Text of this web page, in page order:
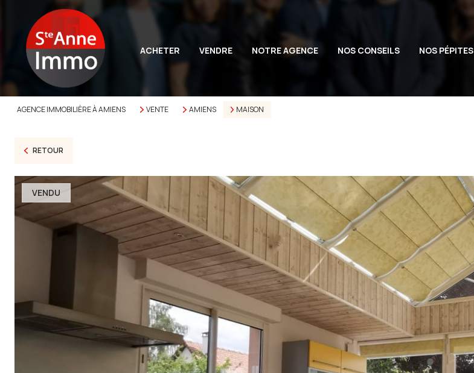
ACHETER VENDRE NOTRE AGENCE NOS CONSEILS NOS PÉPITES
AGENCE IMMOBILIÈRE À AMIENS VENTE AMIENS MAISON
RETOUR
VENDU